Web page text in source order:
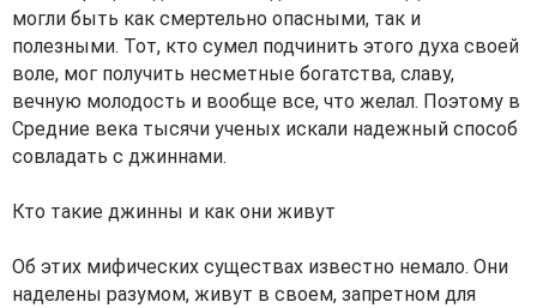
могли быть как смертельно опасными, так и
полезными. Тот, кто сумел подчинить этого духа своей
воле, мог получить несметные богатства, славу,
вечную молодость и вообще все, что желал. Поэтому в
Средние века тысячи ученых искали надежный способ
совладать с джиннами.
Кто такие джинны и как они живут
Об этих мифических существах известно немало. Они
наделены разумом, живут в своем, запретном для